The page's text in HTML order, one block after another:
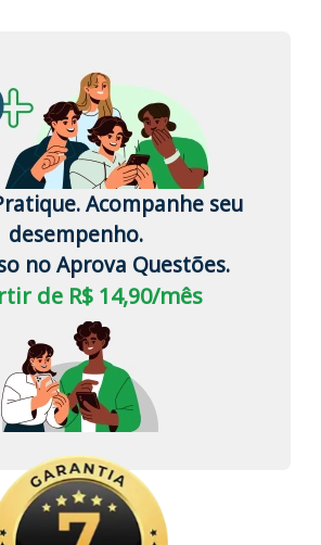
Acompanhe seu
desempenho.
no Aprova Questões.
de R$ 14,90/mês